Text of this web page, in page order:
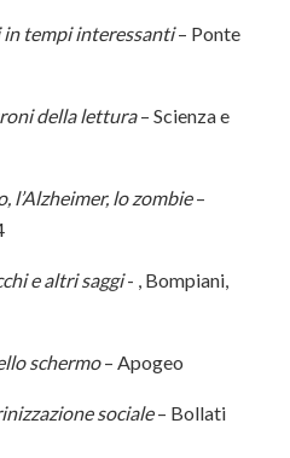
tempi interessanti– Ponte
della lettura– Scienza e
l’Alzheimer, lo zombie–
e altri saggi- , Bompiani,
schermo– Apogeo
sociale– Bollati